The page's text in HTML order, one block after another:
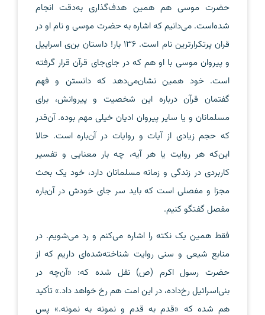
حضرت موسی هم همین هدف‌گذاری به‌دقت انجام
شده‌است. می‌دانیم که اشاره به حضرت موسی و نام او در
قران پرتکرارترین نام است. ۱۳۶ بار! داستان بن‌ی اسراییل
و پیروان موسی با او هم که در جای‌جای قرآن قرار گرفته
است. خود همین نشان‌می‌دهد که دانستن و فهم
گفتمان قرآن درباره این شخصیت و پیروانش، برای
مسلمانان و یا سایر پیروان ادیان خیلی مهم بوده. آن‌قدر
که حجم زیادی از آیات و روایات در آن‌باره است. حالا
این‌که هر روایت یا هر آیه، چه بار معنایی و تفسیر
کاربردی در زندگی و زمانه مسلمانان دارد، خود یک بحث
مجزا و مفصلی است که باید سر جای خودش در آن‌باره
مفصل گفتگو کنیم.
فقط همین یک نکته را اشاره می‌کنم و رد می‌شویم. در
منابع شیعی و سنی روایت شناخته‌شده‌ای داریم که از
حضرت رسول اکرم (ص) نقل شده که: «آن‌چه در
بنی‌اسرائیل رخ‌داده، در این امت هم رخ خواهد داد.» تأکید
هم شده که «قدم به قدم و نمونه به نمونه.» پس